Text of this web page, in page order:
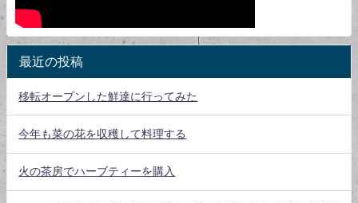
最近の投稿
移転オープンした鮮達に行ってみた
今年も菜の花を収穫して料理する
火の茶房でハーブティーを購入